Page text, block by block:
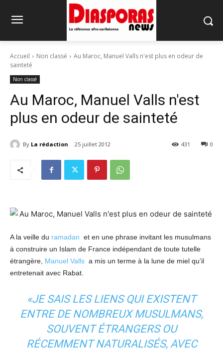
Accueil Non classé
Au Maroc, Manuel Valls n'est plus en odeur de
sainteté
Non classé
Au Maroc, Manuel Valls n'est
plus en odeur de sainteté
By La rédaction 25 juillet 2012 0
431
A la veille du ramadan et en une phrase invitant les musulmans
à construire un Islam de France indépendant de toute tutelle
étrangère, Manuel Valls a mis un terme à la lune de miel qu’il
entretenait avec Rabat.
«JE SAIS LES LIENS QUI EXISTENT
ENTRE DE NOMBREUX MUSULMANS,
SOUVENT ÉTRANGERS OU
RÉCEMMENT NATURALISÉS, AVEC